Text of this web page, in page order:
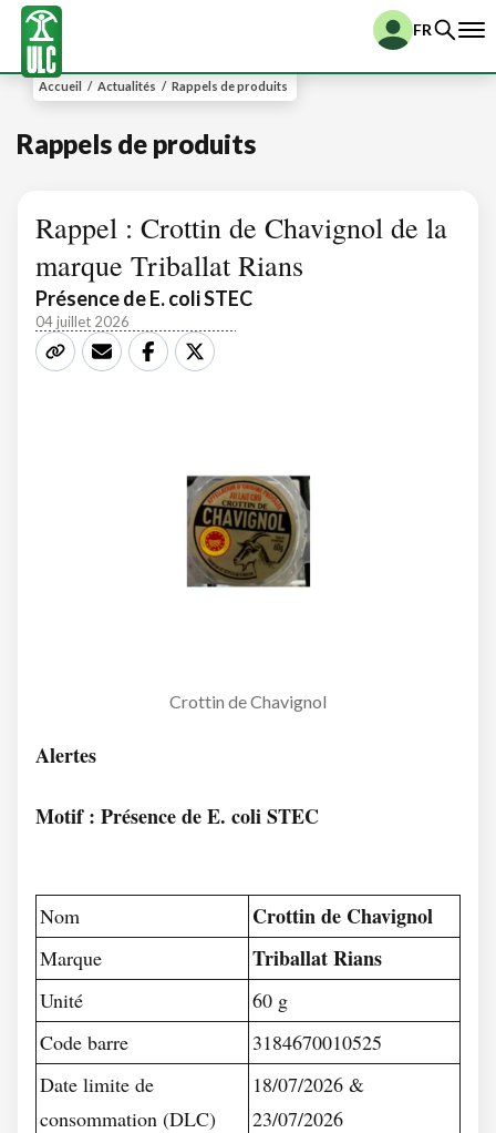
FR
Accueil / Actualités / Rappels de produits
Rappels de produits
Rappel : Crottin de Chavignol de la
marque Triballat Rians
Présence de E. coli STEC
04 juillet 2026
Crottin de Chavignol
Alertes
Motif : Présence de E. coli STEC
Nom Crottin de Chavignol
Marque Triballat Rians
Unité
60 g
Code barre
3184670010525
Date limite de
consommation (DLC)
18/07/2026 &
23/07/2026